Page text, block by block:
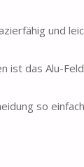
und
ist das Alu-
so